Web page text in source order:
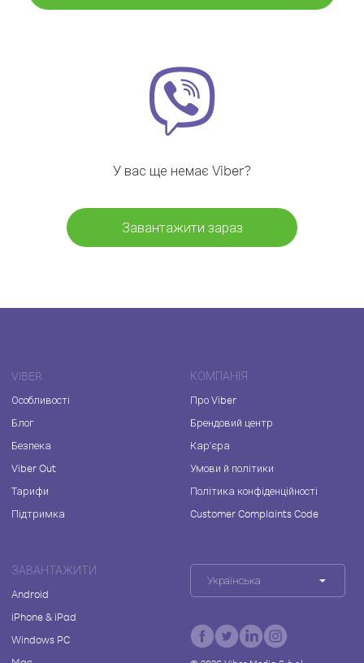
У вас ще немає Viber?
Завантажити зараз
VIBER
Особливості
Блог
Безпека
Viber Out
Тарифи
Підтримка
КОМПАНІЯ
Про Viber
Брендовий центр
Кар'єра
Умови й політики
Політика конфіденційності
Customer Complaints Code
ЗАВАНТАЖИТИ
Android
iPhone & iPad
Windows PC
Українська